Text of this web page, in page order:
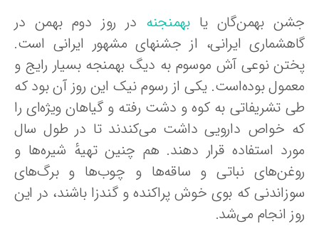
بهمن‌گان یا بهمنجنهدر روز دوم بهمن در
ایرانی، از جشنهای مشهور ایرانی است.
نوعی آش موسوم به دیگ بهمنجه بسیار رایج و
بوده‌است. یکی از رسوم نیک این روز آن بود که
تشریفاتی به کوه و دشت رفته و گیاهان ویژه‌ای را
خواص دارویی داشت می‌کندند تا در طول سال
استفاده قرار دهند. هم چنین تهیهٔ شیره‌ها و
نباتی و ساقه‌ها و چوب‌ها و برگ‌های
که بوی خوش پراکنده و گندزا باشند، در این
انجام می‌شد.